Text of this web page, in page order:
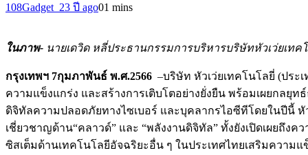
108Gadget_23 ปี ago01 mins
ในภาพ- นายเดวิด หลี่ประธานกรรมการบริหารบริษัทหัวเว่ยเท
กรุงเทพฯ 7กุมภาพันธ์ พ.ศ.2566 –บริษัท หัวเว่ยเทคโนโลยี่ (ประ
ความแข็งแกร่ง และสร้างการเติบโตอย่างยั่งยืน พร้อมเผยกลยุทธ์
ดิจิทัลความปลอดภัยทางไซเบอร์ และบุคลากรไอซีทีโดยในปีนี้
เชี่ยวชาญด้าน“คลาวด์” และ “พลังงานดิจิทัล” ทั้งยังเปิดเผยถึง
ซิสเต็มด้านเทคโนโลยีอัจฉริยะอื่น ๆ ในประเทศไทยเสริมควา